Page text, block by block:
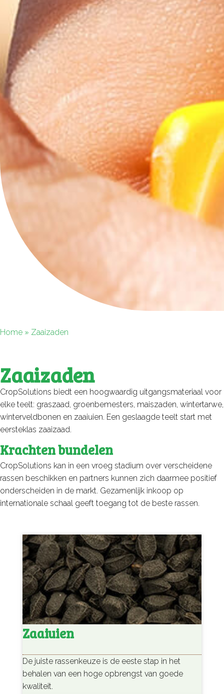
Home » Zaaizaden
Zaaizaden
CropSolutions biedt een hoogwaardig uitgangsmateriaal voor
elke teelt: graszaad, groenbemesters, maiszaden, wintertarwe,
winterveldbonen en zaaiuien. Een geslaagde teelt start met
eersteklas zaaizaad.
Krachten bundelen
CropSolutions kan in een vroeg stadium over verscheidene
rassen beschikken en partners kunnen zich daarmee positief
onderscheiden in de markt. Gezamenlijk inkoop op
internationale schaal geeft toegang tot de beste rassen.
Zaaiuien
De juiste rassenkeuze is de eeste stap in het
behalen van een hoge opbrengst van goede
kwaliteit.